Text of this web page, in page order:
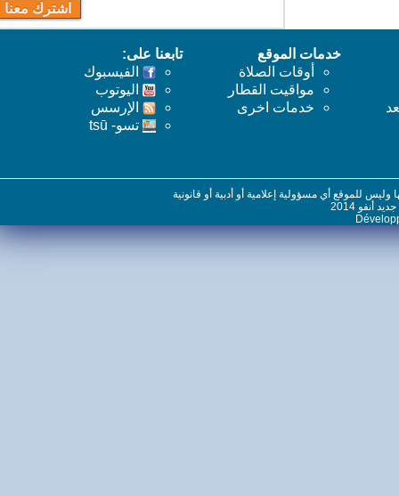
خدمات الموقع
أوقات الصلاة
مواقيت القطار
خدمات اخرى
تابعنا على:
الفيسبوك
اليوتوب
اﻹرسس
تسو- tsū
للموقع أي مسؤولية إعلامية أو أدبية أو قانونية
2014